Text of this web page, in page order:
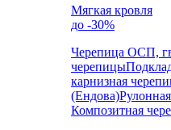
Мягкая кровля
до -30%
Черепица ОСП,
черепицы
карнизная
(Ендова)
Композитная